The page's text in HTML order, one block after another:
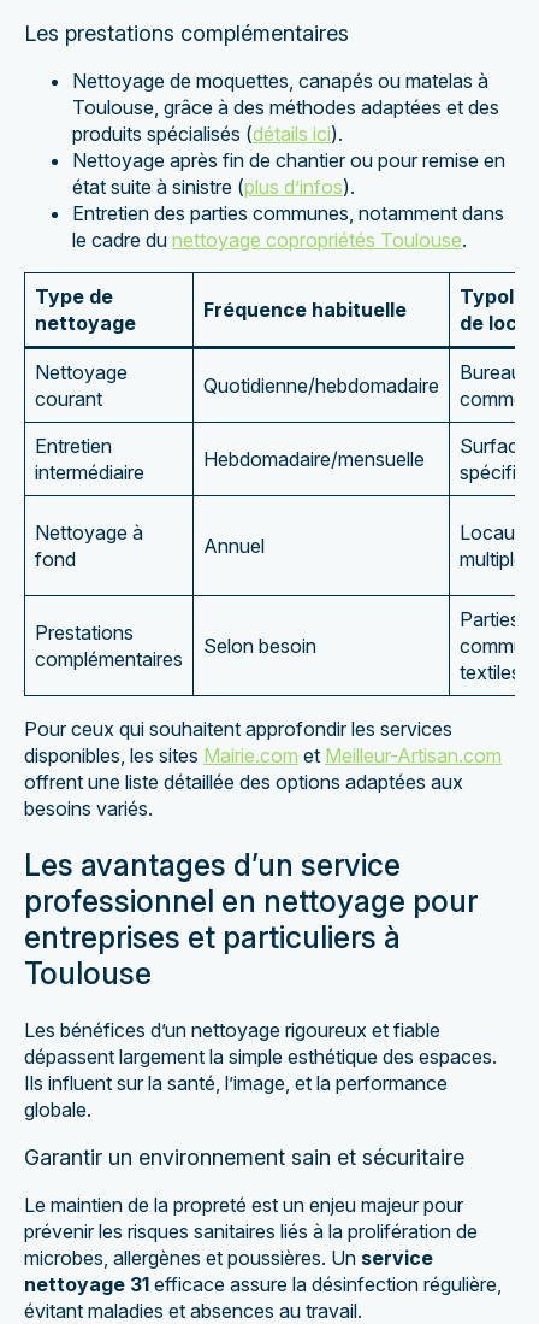
Les prestations complémentaires
Nettoyage de moquettes, canapés ou matelas à
Toulouse, grâce à des méthodes adaptées et des
produits spécialisés (détails ici).
Nettoyage après fin de chantier ou pour remise en
état suite à sinistre (plus d’infos).
Entretien des parties communes, notamment dans
le cadre du nettoyage copropriétés Toulouse.
Type de
nettoyage
Fréquence habituelle
de
Nettoyage
courant
Quotidienne/hebdomadaire
Bureaux,
Entretien
intermédiaire
Hebdomadaire/mensuelle
Surfaces
Nettoyage à
fond
Annuel
Locaux
multiples
Prestations
complémentaires
Selon besoin
Parties
textiles
Pour ceux qui souhaitent approfondir les services
disponibles, les sites Mairie.com et Meilleur-Artisan.com
offrent une liste détaillée des options adaptées aux
besoins variés.
Les avantages d’un service
professionnel en nettoyage pour
entreprises et particuliers à
Toulouse
Les bénéfices d’un nettoyage rigoureux et fiable
dépassent largement la simple esthétique des espaces.
Ils influent sur la santé, l’image, et la performance
globale.
Garantir un environnement sain et sécuritaire
Le maintien de la propreté est un enjeu majeur pour
prévenir les risques sanitaires liés à la prolifération de
microbes, allergènes et poussières. Un service
nettoyage 31 efficace assure la désinfection régulière,
évitant maladies et absences au travail.